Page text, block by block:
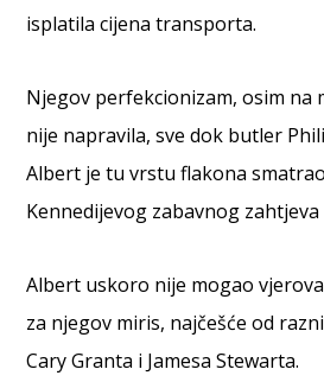
isplatila cijena transporta.
Njegov perfekcionizam, osim na
nije napravila, sve dok butler
Albert je tu vrstu flakona
Kennedijevog zabavnog zahtjeva
Albert uskoro nije mogao
za njegov miris, najčešće od
Cary Granta i Jamesa Stewarta.